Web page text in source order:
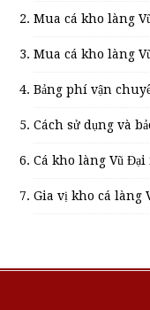
Mua cá kho làng
Mua cá kho làng
Bảng phí vận
Cách sử dụng và
Cá kho làng Vũ
Gia vị kho cá làng